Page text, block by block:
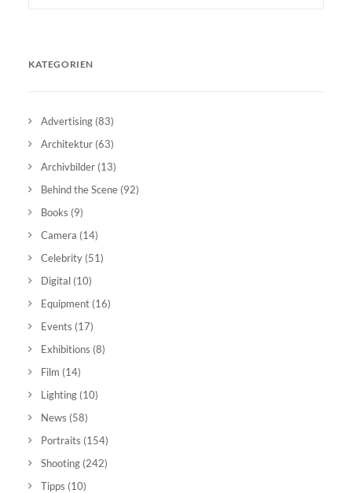
KATEGORIEN
Advertising (83)
Architektur (63)
Archivbilder (13)
Behind the Scene (92)
Books (9)
Camera (14)
Celebrity (51)
Digital (10)
Equipment (16)
Events (17)
Exhibitions (8)
Film (14)
Lighting (10)
News (58)
Portraits (154)
Shooting (242)
Tipps (10)